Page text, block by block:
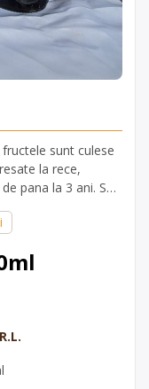
sunt culese
la rece,
pana la 3 ani. S